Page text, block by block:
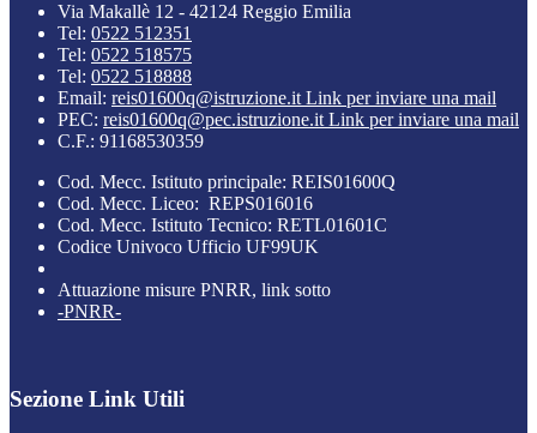
Via Makallè 12 - 42124 Reggio Emilia
Tel: 0522 512351
Tel: 0522 518575
Tel: 0522 518888
Email: reis01600q@istruzione.itLink per inviare una mail
PEC: reis01600q@pec.istruzione.itLink per inviare una mail
C.F.: 91168530359
Cod. Mecc. Istituto principale: REIS01600Q
Cod. Mecc. Liceo: REPS016016
Cod. Mecc. Istituto Tecnico: RETL01601C
Codice Univoco Ufficio UF99UK
Attuazione misure PNRR, link sotto
-PNRR-
Sezione Link Utili